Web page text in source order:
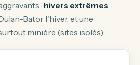
: hivers extrêmes,
Bator l'hiver, et une
minière (sites isolés).